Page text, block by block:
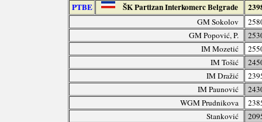
PTBE ŠK Partizan Interkomerc Belgrade
GM Sokolov
GM Popović, P.
IM Mozetić
IM Tošić
IM Dražić
IM Paunović
WGM Prudnikova
Stanković